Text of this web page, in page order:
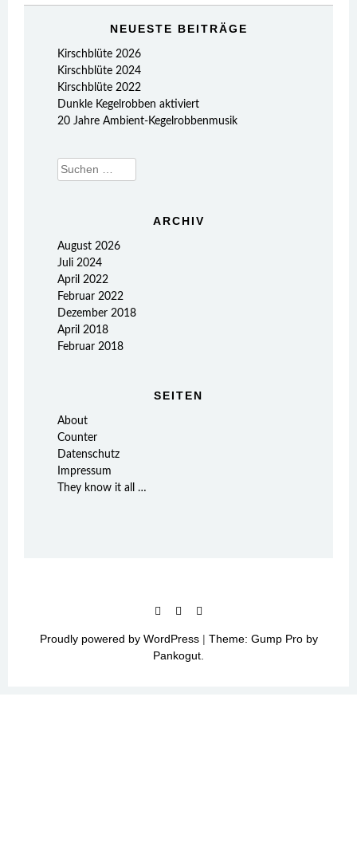
NEUESTE BEITRÄGE
Kirschblüte 2026
Kirschblüte 2024
Kirschblüte 2022
Dunkle Kegelrobben aktiviert
20 Jahre Ambient-Kegelrobbenmusik
Suchen
nach:
ARCHIV
August 2026
Juli 2024
April 2022
Februar 2022
Dezember 2018
April 2018
Februar 2018
SEITEN
About
Counter
Datenschutz
Impressum
They know it all …
Proudly powered by WordPress | Theme: Gump Pro by
Pankogut.